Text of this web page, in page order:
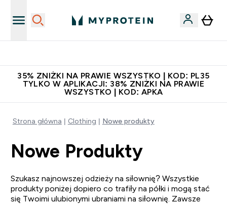
35% ZNIŻKI NA PRAWIE WSZYSTKO | KOD: PL35
TYLKO W APLIKACJI: 38% ZNIŻKI NA PRAWIE
WSZYSTKO | KOD: APKA
Strona główna Clothing Nowe produkty
Nowe Produkty
Szukasz najnowszej odzieży na siłownię? Wszystkie
produkty poniżej dopiero co trafiły na półki i mogą stać
się Twoimi ulubionymi ubraniami na siłownię. Zawsze